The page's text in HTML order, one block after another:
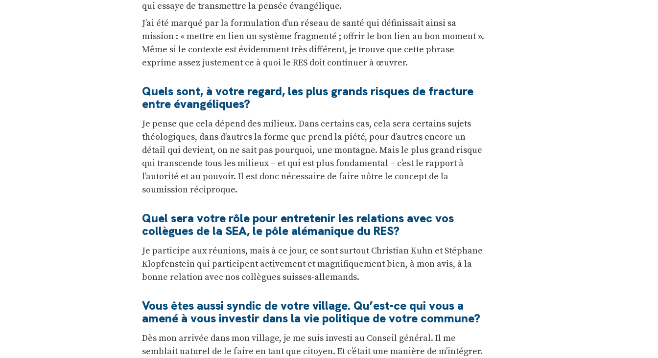
qui essaye de transmettre la pensée évangélique.
J’ai été marqué par la formulation d’un réseau de santé qui définissait ainsi sa
mission : « mettre en lien un système fragmenté ; offrir le bon lien au bon moment ».
Même si le contexte est évidemment très différent, je trouve que cette phrase
exprime assez justement ce à quoi le RES doit continuer à œuvrer.
Quels sont, à votre regard, les plus grands risques de fracture
entre évangéliques?
Je pense que cela dépend des milieux. Dans certains cas, cela sera certains sujets
théologiques, dans d’autres la forme que prend la piété, pour d’autres encore un
détail qui devient, on ne sait pas pourquoi, une montagne. Mais le plus grand risque
qui transcende tous les milieux – et qui est plus fondamental – c’est le rapport à
l’autorité et au pouvoir. Il est donc nécessaire de faire nôtre le concept de la
soumission réciproque.
Quel sera votre rôle pour entretenir les relations avec vos
collègues de la SEA, le pôle alémanique du RES?
Je participe aux réunions, mais à ce jour, ce sont surtout Christian Kuhn et Stéphane
Klopfenstein qui participent activement et magnifiquement bien, à mon avis, à la
bonne relation avec nos collègues suisses-allemands.
Vous êtes aussi syndic de votre village. Qu’est-ce qui vous a
amené à vous investir dans la vie politique de votre commune?
Dès mon arrivée dans mon village, je me suis investi au Conseil général. Il me
semblait naturel de le faire en tant que citoyen. Et c’était une manière de m’intégrer.